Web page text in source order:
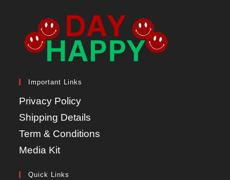
Important Links
Privacy Policy
Shipping Details
Term & Conditions
Media Kit
Quick Links